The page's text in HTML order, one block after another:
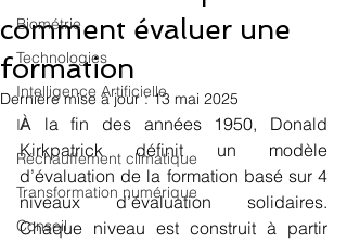
Biométrie
Technologies
Intelligence Artificielle
IA
Réchauffement climatique
Transformation numérique
Conseil
comment évaluer une
formation
Dernière mise à jour :13 mai 2025
À la fin des années 1950, Donald
Kirkpatrick définit un modèle
d’évaluation de la formation basé sur 4
niveaux d’évaluation solidaires.
Chaque niveau est construit à partir